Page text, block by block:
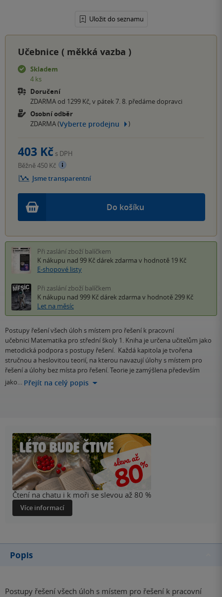
Uložit do seznamu
Učebnice ( měkká vazba )
Skladem
4 ks
Doručení
ZDARMA od 1299 Kč, v pátek 7. 8. předáme dopravci
Osobní odběr
ZDARMA (Vyberte prodejnu )
Do košíku
403 Kč s DPH
Běžně 450 Kč
Jsme transparentní
Při zaslání zboží balíčkem
K nákupu nad 99 Kč dárek zdarma v hodnotě 19 Kč
E-shopové listy
Při zaslání zboží balíčkem
K nákupu nad 999 Kč dárek zdarma v hodnotě 299 Kč
Let na měsíc
Postupy řešení všech úloh s místem pro řešení k pracovní
učebnici Matematika pro střední školy 1. Kniha je určena učitelům jako
metodická podpora s postupy řešení. Každá kapitola je tvořena
stručnou a heslovitou teorií, na kterou navazují úlohy s místem pro
řešení a úlohy bez místa pro řešení. Teorie je zamýšlena především
jako… Přejít na celý popis
Čtení na chatu i k moři se slevou až 80 %
Více informací
Popis
Postupy řešení všech úloh s místem pro řešení k pracovní